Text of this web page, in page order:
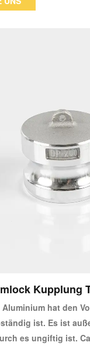
Kupplung
Aluminium hat den
ist. Es ist
es ungiftig ist.